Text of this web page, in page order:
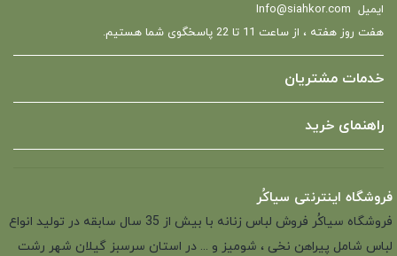
ایمیل Info@siahkor.com
هفت روز هفته ، از ساعت 11 تا 22 پاسخگوی شما هستیم.
خدمات مشتریان
راهنمای خرید
فروشگاه اینترنتی سیاکُر
فروشگاه سیاکُر فروش لباس زنانه با بیش از 35 سال سابقه در تولید انواع
لباس شامل پیراهن نخی ، شومیز و ... در استان سرسبز گیلان شهر رشت